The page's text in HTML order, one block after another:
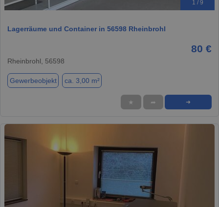
1 / 9
Lagerräume und Container in 56598 Rheinbrohl
80 €
Rheinbrohl, 56598
Gewerbeobjekt ca. 3,00 m²
★ ➦ ➜